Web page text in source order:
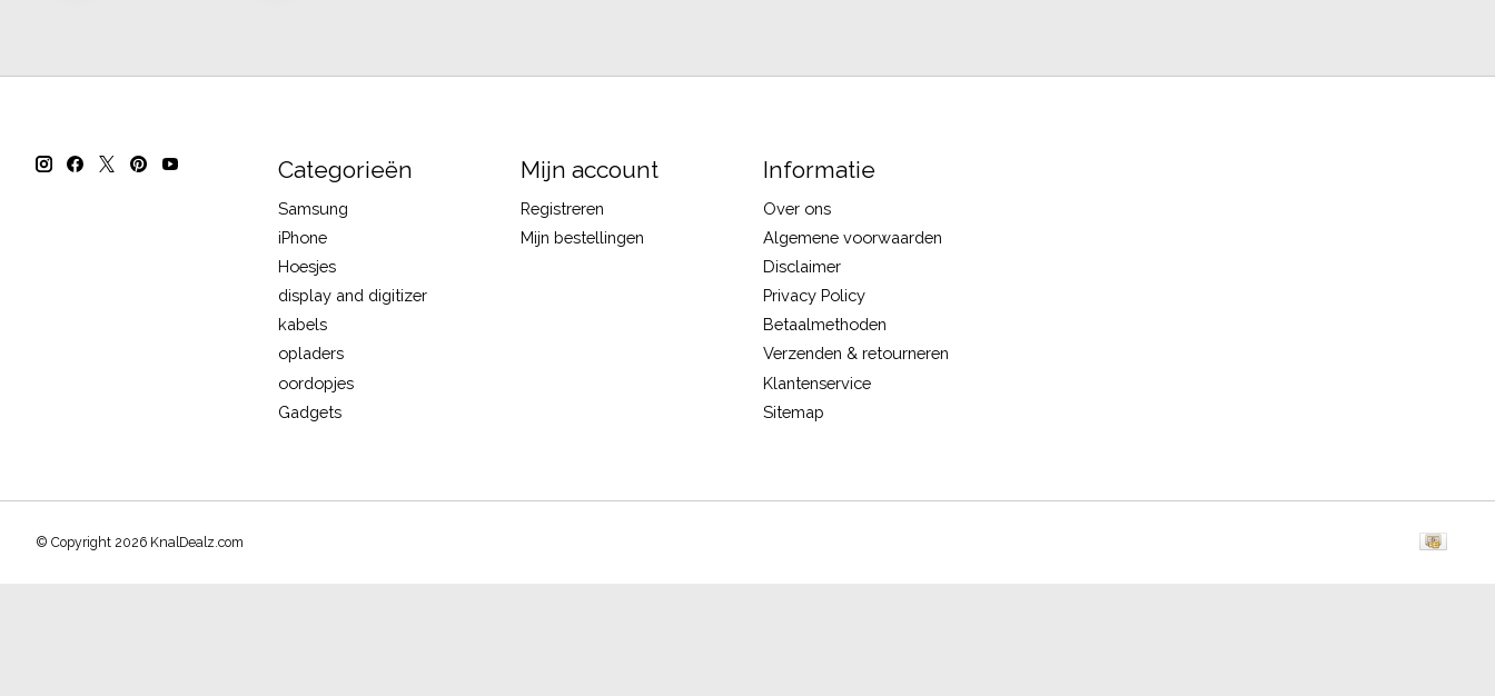
Categorieën
Samsung
iPhone
Hoesjes
display and digitizer
kabels
opladers
oordopjes
Gadgets
Mijn account
Registreren
Mijn bestellingen
Informatie
Over ons
Algemene voorwaarden
Disclaimer
Privacy Policy
Betaalmethoden
Verzenden & retourneren
Klantenservice
Sitemap
© Copyright 2026 KnalDealz.com